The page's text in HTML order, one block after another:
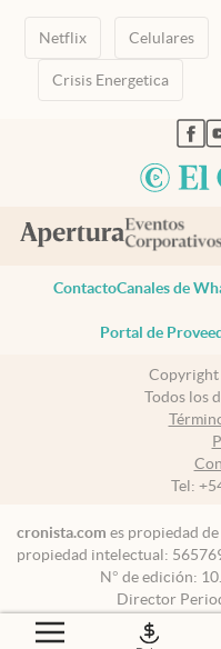
Netflix Celulares
Crisis Energetica
ContactoCanales de
Portal de
Copyright
Todos los
Tel:
cronista.com es propiedad
propiedad intelectual:
N° de edición:
Director